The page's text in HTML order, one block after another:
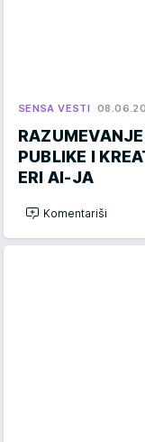
SENSA VESTI
PUBLIKE I
ERI AI-JA
Komentariši